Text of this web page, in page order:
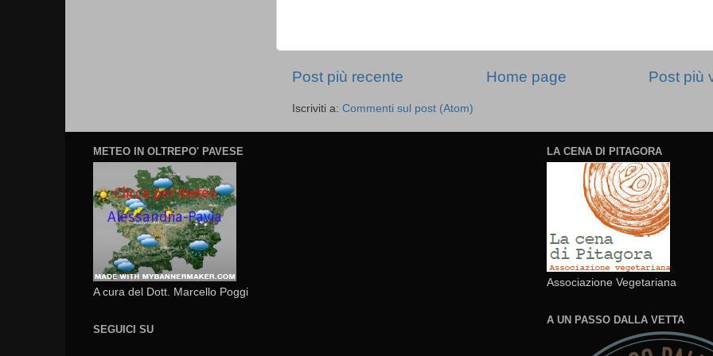
Post più recente Post più
Home page
Iscriviti a: Commenti sul post (Atom)
METEO IN OLTREPO' PAVESE
A cura del Dott. Marcello Poggi
SEGUICI SU
LA CENA DI PITAGORA
Associazione Vegetariana
A UN PASSO DALLA VETTA